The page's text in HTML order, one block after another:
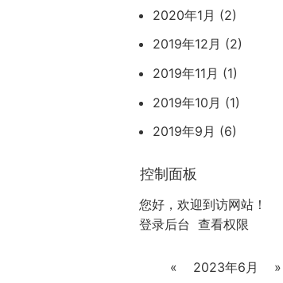
2020年1月 (2)
2019年12月 (2)
2019年11月 (1)
2019年10月 (1)
2019年9月 (6)
控制面板
您好，欢迎到访网站！
登录后台 查看权限
« 2023年6月 »